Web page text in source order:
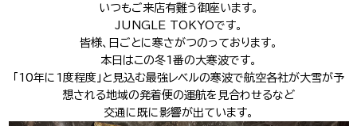
Gravure グラビア
Recruit Cast キャスト求人
Recruit Staff スタッフ求人
いつもご来店有難う御座います。
JUNGLE TOKYOです。
皆様、日ごとに寒さがつのっております。
本日はこの冬1番の大寒波です。
「10年に1度程度」と見込む最強レベルの寒波で航空各社が大雪が予
想される地域の発着便の運航を見合わせるなど
交通に既に影響が出ています。